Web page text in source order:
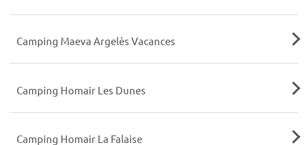
Camping Maeva Argelès Vacances
Camping Homair Les Dunes
Camping Homair La Falaise